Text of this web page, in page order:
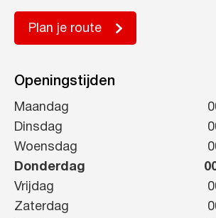
Plan je route
Openingstijden
Maandag
Dinsdag
Woensdag
Donderdag
Vrijdag
Zaterdag